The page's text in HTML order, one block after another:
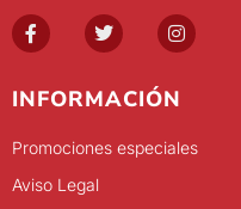
INFORMACIÓN
Promociones especiales
Aviso Legal